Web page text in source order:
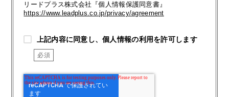
リードプラス株式会社『個人情報保護同意書』
https://www.leadplus.co.jp/privacy/agreement
上記内容に同意し、個人情報の利用を許可します